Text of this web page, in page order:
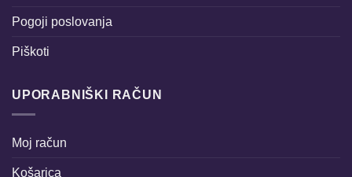
Pogoji poslovanja
Piškoti
UPORABNIŠKI RAČUN
Moj račun
Košarica